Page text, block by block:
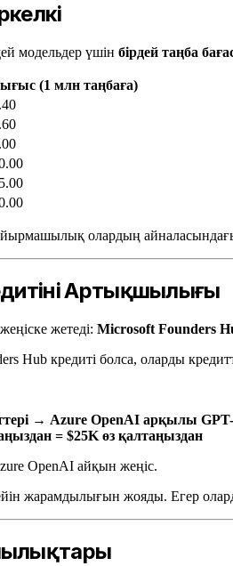
модельдер үшін бірдей таңба
(1 млн таңбаға)
олардың
Артықшылығы
жетеді: Microsoft Founders
Hub кредиті болса, оларды
→ Azure OpenAI арқылы GPT-
= $25K өз қалтаңыздан
OpenAI айқын жеңіс.
жарамдылығын жояды. Егер